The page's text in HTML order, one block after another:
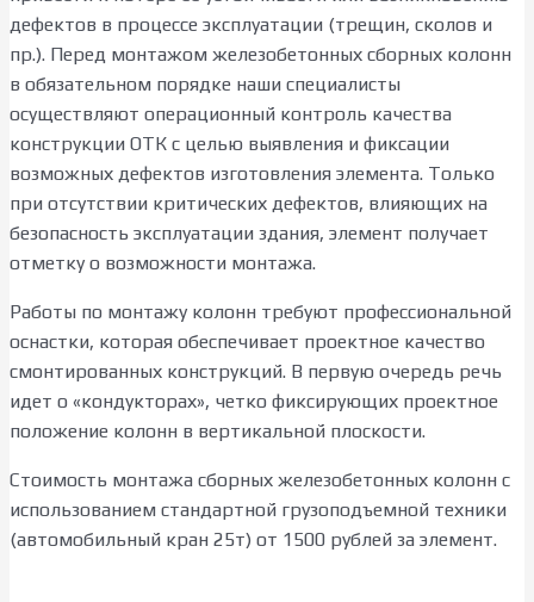
дефектов в процессе эксплуатации (трещин, сколов и
пр.). Перед монтажом железобетонных сборных колонн
в обязательном порядке наши специалисты
осуществляют операционный контроль качества
конструкции ОТК с целью выявления и фиксации
возможных дефектов изготовления элемента. Только
при отсутствии критических дефектов, влияющих на
безопасность эксплуатации здания, элемент получает
отметку о возможности монтажа.
Работы по монтажу колонн требуют профессиональной
оснастки, которая обеспечивает проектное качество
смонтированных конструкций. В первую очередь речь
идет о «кондукторах», четко фиксирующих проектное
положение колонн в вертикальной плоскости.
Стоимость монтажа сборных железобетонных колонн с
использованием стандартной грузоподъемной техники
(автомобильный кран 25т) от 1500 рублей за элемент.